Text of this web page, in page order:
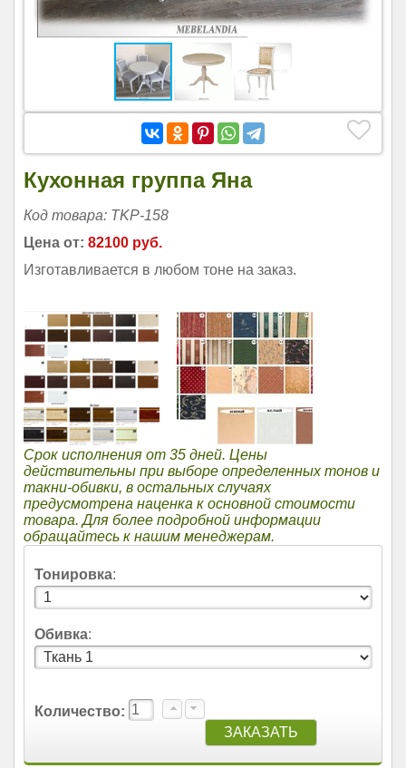
Кухонная группа Яна
Код товара: TKP-158
Цена от: 82100 руб.
Изготавливается в любом тоне на заказ.
Срок исполнения от 35 дней. Цены
действительны при выборе определенных тонов и
такни-обивки, в остальных случаях
предусмотрена наценка к основной стоимости
товара. Для более подробной информации
обращайтесь к нашим менеджерам.
Тонировка:
Обивка:
Количество: